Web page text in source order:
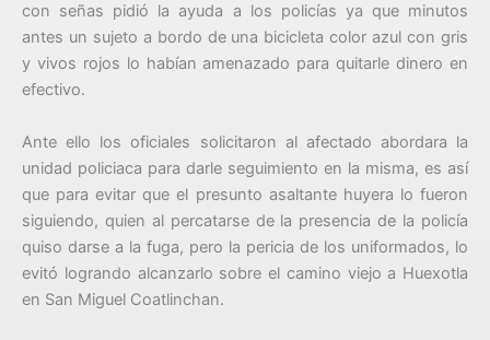
con señas pidió la ayuda a los policías ya que minutos
antes un sujeto a bordo de una bicicleta color azul con gris
y vivos rojos lo habían amenazado para quitarle dinero en
efectivo.
Ante ello los oficiales solicitaron al afectado abordara la
unidad policiaca para darle seguimiento en la misma, es así
que para evitar que el presunto asaltante huyera lo fueron
siguiendo, quien al percatarse de la presencia de la policía
quiso darse a la fuga, pero la pericia de los uniformados, lo
evitó logrando alcanzarlo sobre el camino viejo a Huexotla
en San Miguel Coatlinchan.